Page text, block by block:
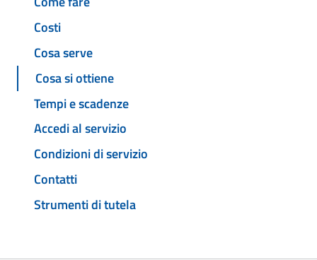
Costi
Cosa serve
Cosa si ottiene
Tempi e scadenze
Accedi al servizio
Condizioni di servizio
Contatti
Strumenti di tutela